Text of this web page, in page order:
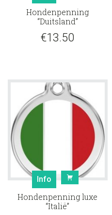
Hondenpenning
“Duitsland”
€13.50
Info
Hondenpenning luxe
“Italië”